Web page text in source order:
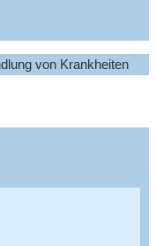
von Krankheiten